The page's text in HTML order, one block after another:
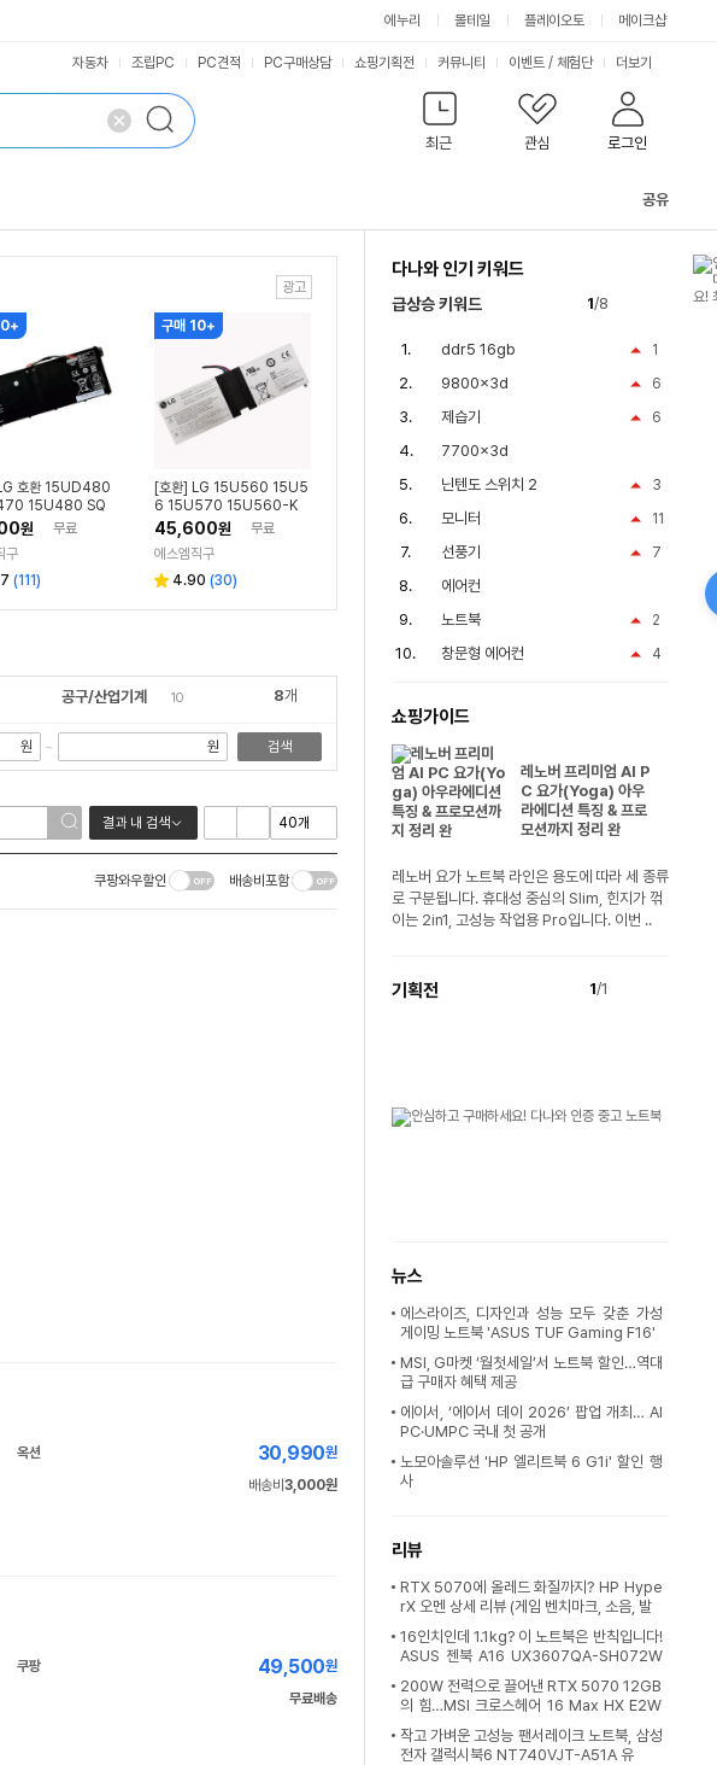
에누리 몰테일 플레이오토 메이크샵
최근 관심 로그인
자동차 조립PC PC견적 PC구매상담 쇼핑기획전 커뮤니티 이벤트 / 체험단 더보기
공유
호환 15UD480
15U480 SQ
트북배터리
원
무료
구
(111)
구매 10+
[호환] LG 15U560 15U5
6 15U570 15U560-K
엘지 LBN1220E 노트북 배
터리
45,600원
무료
에스엠직구
4.90 (30)
공구/산업기계 10 8개
원 ~ 원 검색
결과 내 검색
쿠팡와우할인 배송비포함
옥션 30,990원
배송비 3,000원
쿠팡 49,500원
무료배송
다나와 인기 키워드
급상승 키워드 1/8
1
ddr5 16gb
6
9800x3d
6
제습기
7700x3d
3
닌텐도 스위치 2
11
모니터
7
선풍기
에어컨
2
노트북
4
창문형 에어컨
쇼핑가이드
레노버 프리미엄 AI P
C 요가(Yoga) 아우
라에디션 특징 & 프로
모션까지 정리 완
레노버 요가 노트북 라인은 용도에 따라 세 종류
로 구분됩니다. 휴대성 중심의 Slim, 힌지가 꺾
이는 2in1, 고성능 작업용 Pro입니다. 이번 ..
기획전 1/1
뉴스
에스라이즈, 디자인과 성능 모두 갖춘 가성
게이밍 노트북 'ASUS TUF Gaming F16'
MSI, G마켓 ‘월첫세일’서 노트북 할인…역대
급 구매자 혜택 제공
에이서, ‘에이서 데이 2026’ 팝업 개최… AI
PC·UMPC 국내 첫 공개
노모아솔루션 'HP 엘리트북 6 G1i' 할인 행
사
리뷰
RTX 5070에 올레드 화질까지? HP Hype
rX 오멘 상세 리뷰 (게임 벤치마크, 소음, 발
16인치인데 1.1kg? 이 노트북은 반칙입니다!
ASUS 젠북 A16 UX3607QA-SH072W
[노리다]
200W 전력으로 끌어낸 RTX 5070 12GB
의 힘…MSI 크로스헤어 16 Max HX E2W
GXK-U9+ QHD+ OLE
작고 가벼운 고성능 팬서레이크 노트북, 삼성
전자 갤럭시북6 NT740VJT-A51A 유